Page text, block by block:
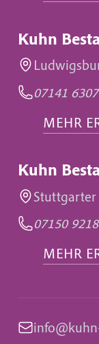
Kuhn
07141
MEHR
Kuhn
Stuttgarter
07150
MEHR